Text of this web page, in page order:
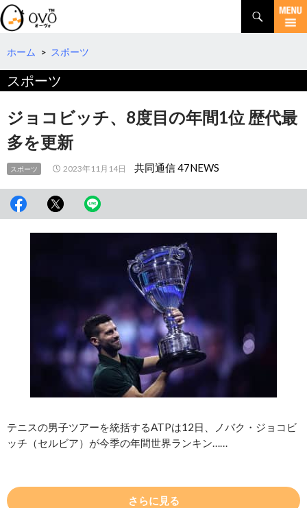
検
索
コ
テ
へ
ホーム > スポーツ
スポーツ
ジョコビッチ、8度目の年間1位 歴代最
多を更新
スポーツ 2023年11月14日 共同通信 47NEWS
テニスの男子ツアーを統括するATPは12日、ノバク・ジョコビ
ッチ（セルビア）が今季の年間世界ランキン……
さらに見る